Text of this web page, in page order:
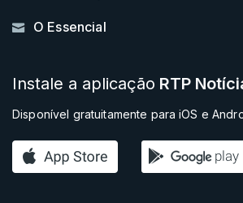
O Essencial
Instale a aplicação RTP
Disponível gratuitamente para iOS e